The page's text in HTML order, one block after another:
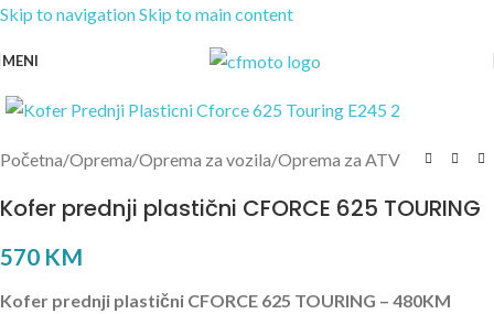
Skip to navigationSkip to main content
MENI
Početna/Oprema/Oprema za vozila/Oprema za ATV
Kofer prednji plastični CFORCE 625 TOURING
570 KM
Kofer prednji plastični CFORCE 625 TOURING – 480KM